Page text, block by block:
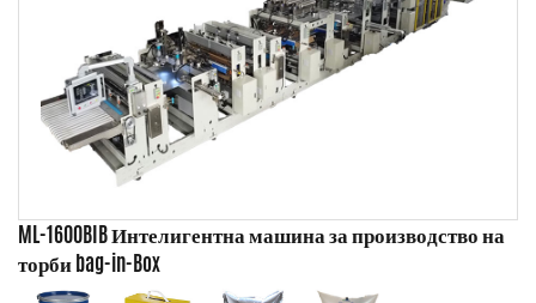
ML-1600BIB Интелигентна машина за производство на
торби bag-in-Box